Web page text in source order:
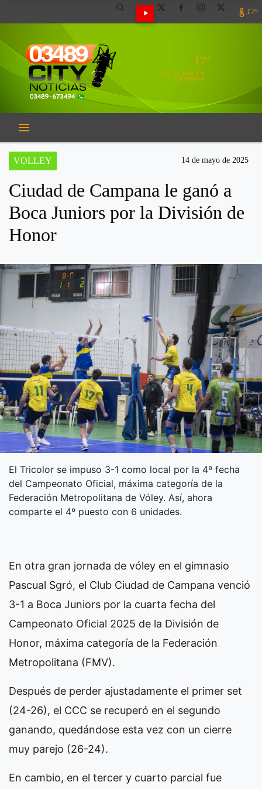
17º
17º
EL CLIMA EN
CAMPANA
VOLLEY 14 de mayo de 2025
Ciudad de Campana le ganó a
Boca Juniors por la División de
Honor
El Tricolor se impuso 3-1 como local por la 4ª fecha
del Campeonato Oficial, máxima categoría de la
Federación Metropolitana de Vóley. Así, ahora
comparte el 4º puesto con 6 unidades.
En otra gran jornada de vóley en el gimnasio
Pascual Sgró, el Club Ciudad de Campana venció
3-1 a Boca Juniors por la cuarta fecha del
Campeonato Oficial 2025 de la División de
Honor, máxima categoría de la Federación
Metropolitana (FMV).
Después de perder ajustadamente el primer set
(24-26), el CCC se recuperó en el segundo
ganando, quedándose esta vez con un cierre
muy parejo (26-24).
En cambio, en el tercer y cuarto parcial fue